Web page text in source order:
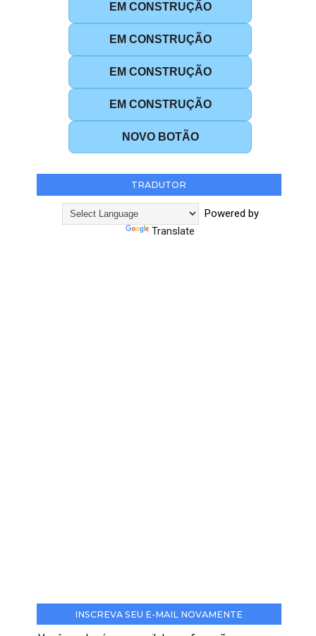
EM CONSTRUÇÃO
EM CONSTRUÇÃO
EM CONSTRUÇÃO
EM CONSTRUÇÃO
NOVO BOTÃO
TRADUTOR
Powered by
Translate
INSCREVA SEU E-MAIL NOVAMENTE